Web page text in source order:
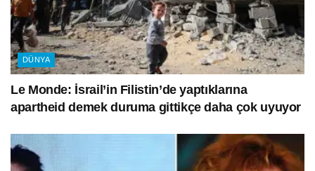
DÜNYA
Le Monde: İsrail’in Filistin’de yaptıklarına
apartheid demek duruma gittikçe daha çok uyuyor